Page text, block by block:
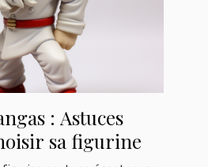
: Astuces
sa figurine